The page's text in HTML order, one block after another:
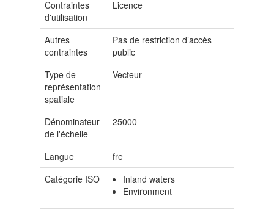
Contraintes
d'utilisation
Licence
Autres
contraintes
Pas de restriction d’accès
public
Type de
représentation
spatiale
Vecteur
Dénominateur
de l'échelle
25000
Langue
fre
Catégorie ISO
Inland waters
Environment